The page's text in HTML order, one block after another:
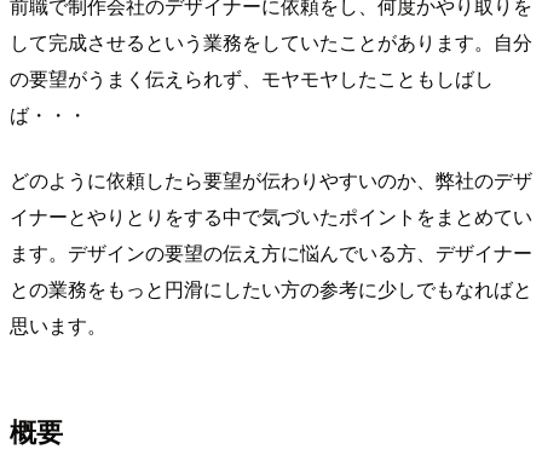
して完成させるという業務をしていたことがあります。自分
の要望がうまく伝えられず、モヤモヤしたこともしばし
ば・・・
どのように依頼したら要望が伝わりやすいのか、弊社のデザ
イナーとやりとりをする中で気づいたポイントをまとめてい
ます。デザインの要望の伝え方に悩んでいる方、デザイナー
との業務をもっと円滑にしたい方の参考に少しでもなればと
思います。
概要